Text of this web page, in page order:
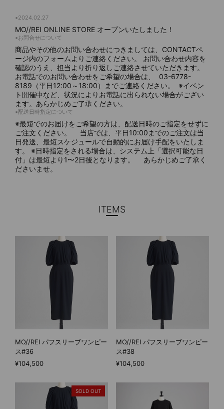
▪️2024.02.27
MO//REI ONLINE STORE オープンいたしました！
▪️お問合せについて
商品やその他のお問い合わせにつきましては、CONTACTペ
ージ内のフォームよりご連絡ください。 お問い合わせ内容を
確認のうえ、担当より折り返しご連絡させていただきます。
お電話でのお問い合わせをご希望の場合は、 03-6778-
8189（平日12:00～18:00）までご連絡ください。 ※イベン
ト開催中など、状況によりお電話に出られない場合がござい
ます。あらかじめご了承ください。
▪️配送日時指定について
※最短でのお届けをご希望の方は、配送日時のご指定をせずに
ご注文ください。 当店では、平日10:00までのご注文は当
日発送、最短スケジュールで自動的にお届け手配をいたしま
す。 ※日時指定をされる場合は、システム上「選択可能な日
付」は最短より1〜2日後となります。 あらかじめご了承く
ださいませ。
ITEMS
MO//REI パフスリーブワンピー
ス#36
¥104,500
MO//REI パフスリーブワンピー
ス#38
¥104,500
SOLD OUT